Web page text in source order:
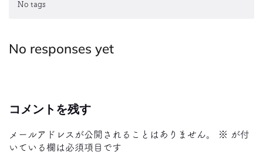
No tags
No responses yet
コメントを残す
メールアドレスが公開されることはありません。 ※ が付
いている欄は必須項目です